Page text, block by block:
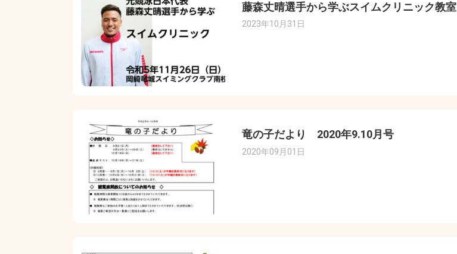
藤森丈晴選手から学ぶスイムクリニック教室
2023年10月31日
竜の子だより 2020年9.10月号
2020年09月01日